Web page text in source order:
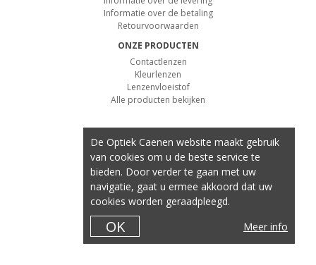
Informatie over de betaling
Retourvoorwaarden
ONZE PRODUCTEN
Contactlenzen
Kleurlenzen
Lenzenvloeistof
Alle producten bekijken
De Optiek Caenen website maakt gebruik
van cookies om u de beste service te
bieden. Door verder te gaan met uw
navigatie, gaat u ermee akkoord dat uw
cookies worden geraadpleegd.
Meer info
OK